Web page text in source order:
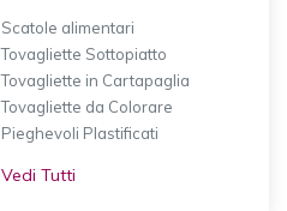
Scatole alimentari
Tovagliette Sottopiatto
Tovagliette in Cartapaglia
Tovagliette da Colorare
Pieghevoli Plastificati
Vedi Tutti